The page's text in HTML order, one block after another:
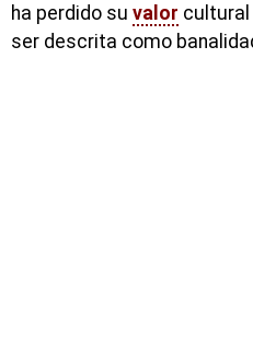
ha perdido su valor cultural
ser descrita como